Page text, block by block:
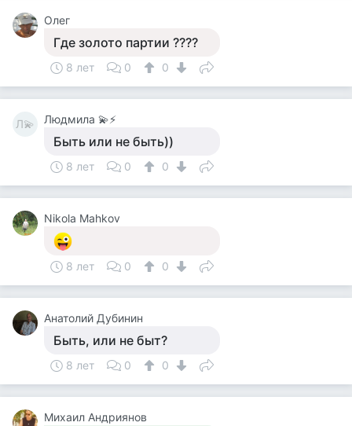
Олег
Где золото партии ????
8 лет 0 0
Л💫 Людмила 💫⚡
Быть или не быть))
8 лет 0 0
Nikola Mahkov
8 лет 0 0
Анатолий Дубинин
Быть, или не быт?
8 лет 0 0
Михаил Андриянов